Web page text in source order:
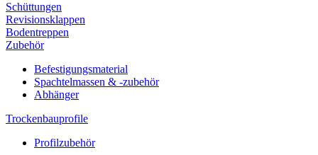
Schüttungen
Revisionsklappen
Bodentreppen
Zubehör
Befestigungsmaterial
Spachtelmassen & -zubehör
Abhänger
Trockenbauprofile
Profilzubehör